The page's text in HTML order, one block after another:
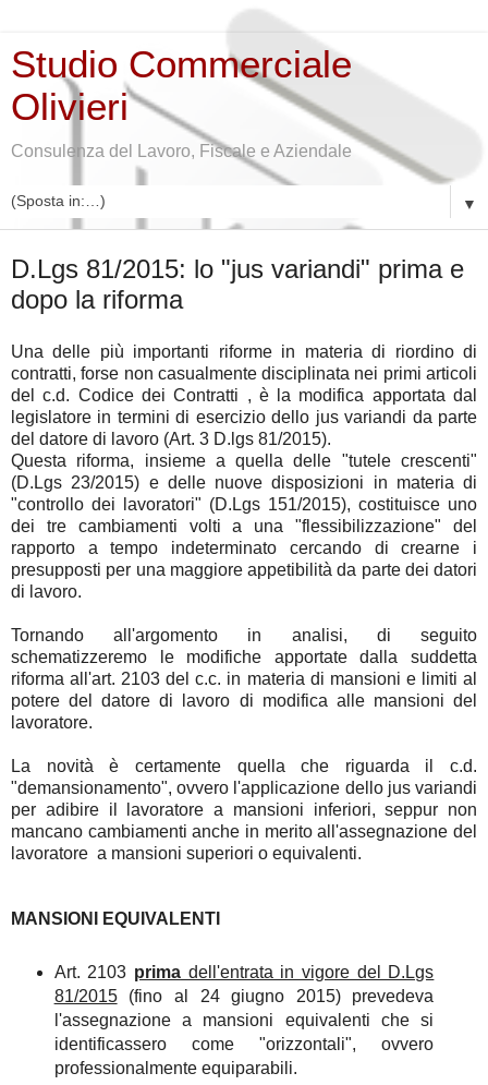
Studio Commerciale
Olivieri
Consulenza del Lavoro, Fiscale e Aziendale
▼
D.Lgs 81/2015: lo "jus variandi" prima e
dopo la riforma
Una delle più importanti riforme in materia di riordino di
contratti, forse non casualmente disciplinata nei primi articoli
del c.d. Codice dei Contratti , è la modifica apportata dal
legislatore in termini di esercizio dello jus variandi da parte
del datore di lavoro (Art. 3 D.lgs 81/2015).
Questa riforma, insieme a quella delle "tutele crescenti"
(D.Lgs 23/2015) e delle nuove disposizioni in materia di
"controllo dei lavoratori" (D.Lgs 151/2015), costituisce uno
dei tre cambiamenti volti a una "flessibilizzazione" del
rapporto a tempo indeterminato cercando di crearne i
presupposti per una maggiore appetibilità da parte dei datori
di lavoro.
Tornando all'argomento in analisi, di seguito
schematizzeremo le modifiche apportate dalla suddetta
riforma all'art. 2103 del c.c. in materia di mansioni e limiti al
potere del datore di lavoro di modifica alle mansioni del
lavoratore.
La novità è certamente quella che riguarda il c.d.
"demansionamento", ovvero l'applicazione dello jus variandi
per adibire il lavoratore a mansioni inferiori, seppur non
mancano cambiamenti anche in merito all'assegnazione del
lavoratore a mansioni superiori o equivalenti.
MANSIONI EQUIVALENTI
Art. 2103 primadell'entrata in vigore del D.Lgs
81/2015(fino al 24 giugno 2015) prevedeva
l'assegnazione a mansioni equivalenti che si
identificassero come "orizzontali", ovvero
professionalmente equiparabili.